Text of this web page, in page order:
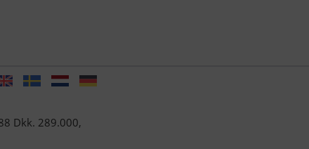
Dkk. 289.000,